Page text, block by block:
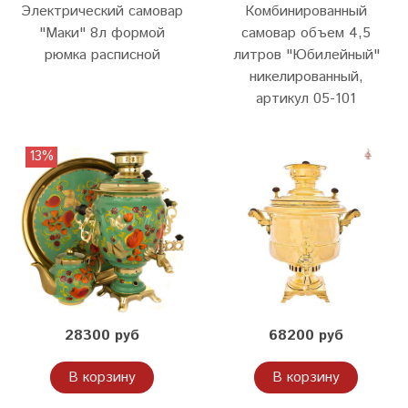
Электрический самовар
"Маки" 8л формой
рюмка расписной
Комбинированный
самовар объем 4,5
литров "Юбилейный"
никелированный,
артикул 05-101
13%
28300 руб
В корзину
68200 руб
В корзину